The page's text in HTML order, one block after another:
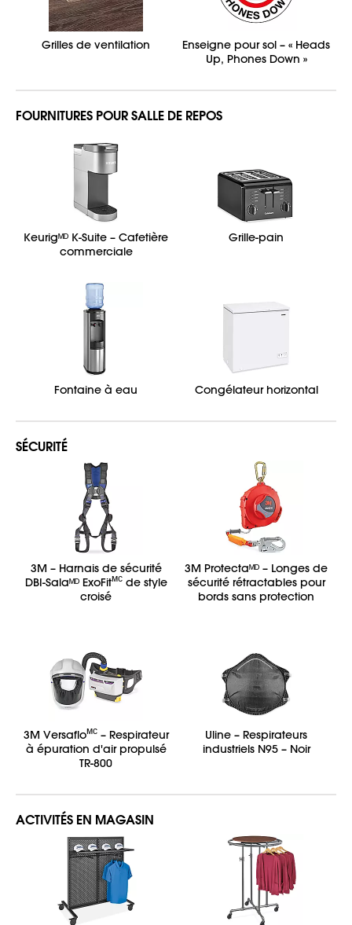
Grilles de ventilation
Enseigne pour sol – « Heads
Up, Phones Down »
FOURNITURES POUR SALLE DE REPOS
Keurigᴹᴰ K-Suite – Cafetière
commerciale
Grille-pain
Fontaine à eau Congélateur horizontal
SÉCURITÉ
3M – Harnais de sécurité
DBI-Salaᴹᴰ ExoFitᴍᴄde style
croisé
3M Protectaᴹᴰ – Longes de
sécurité rétractables pour
bords sans protection
3M Versafloᴍᴄ– Respirateur
à épuration d'air propulsé
TR-800
Uline – Respirateurs
industriels N95 – Noir
ACTIVITÉS EN MAGASIN